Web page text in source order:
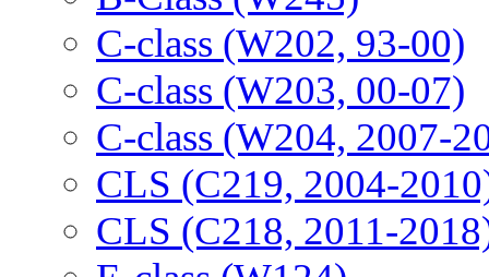
C-class (W202, 93-00)
C-class (W203, 00-07)
C-class (W204, 2007-
CLS (C219, 2004-
CLS (C218, 2011-